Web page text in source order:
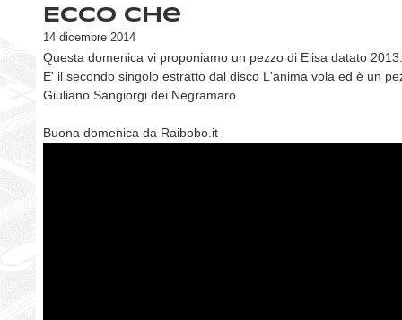
Ecco che
14 dicembre 2014
Questa domenica vi proponiamo un pezzo di Elisa datato 2013.
E' il secondo singolo estratto dal disco L'anima vola ed è un
Giuliano Sangiorgi dei Negramaro
Buona domenica da Raibobo.it